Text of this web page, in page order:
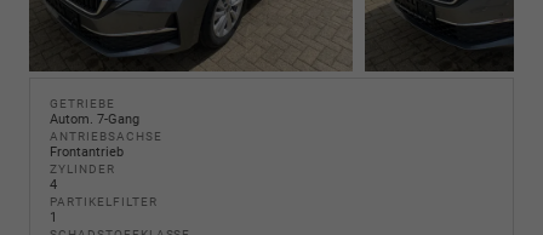
GETRIEBE
Autom. 7-Gang
ANTRIEBSACHSE
Frontantrieb
ZYLINDER
4
PARTIKELFILTER
1